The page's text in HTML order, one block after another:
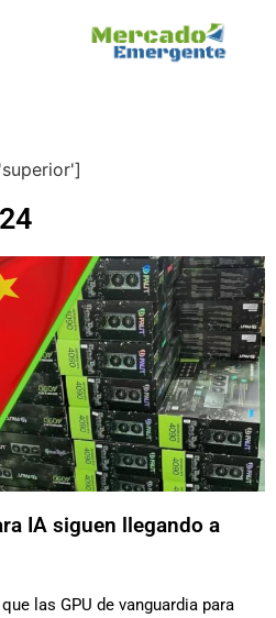
IA siguen llegando a
las GPU de vanguardia para